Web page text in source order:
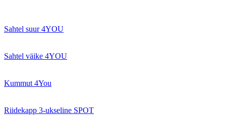
Sahtel suur 4YOU
Sahtel väike 4YOU
Kummut 4You
Riidekapp 3-ukseline SPOT